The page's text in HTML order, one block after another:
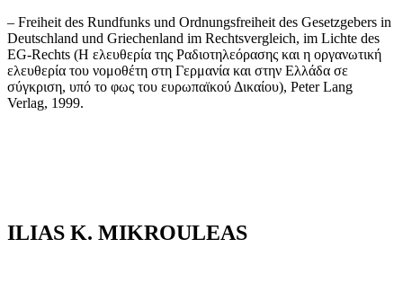
– Freiheit des Rundfunks und Ordnungsfreiheit des Gesetzgebers in
Deutschland und Griechenland im Rechtsvergleich, im Lichte des
EG-Rechts (Η ελευθερία της Ραδιοτηλεόρασης και η οργανωτική
ελευθερία του νομοθέτη στη Γερμανία και στην Ελλάδα σε
σύγκριση, υπό το φως του ευρωπαϊκού Δικαίου), Peter Lang
Verlag, 1999.
ILIAS K. MIKROULEAS